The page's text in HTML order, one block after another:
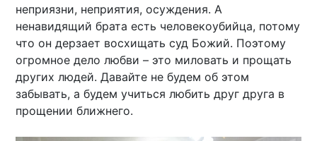
неприязни, неприятия, осуждения. А
ненавидящий брата есть человекоубийца, потому
что он дерзает восхищать суд Божий. Поэтому
огромное дело любви – это миловать и прощать
других людей. Давайте не будем об этом
забывать, а будем учиться любить друг друга в
прощении ближнего.